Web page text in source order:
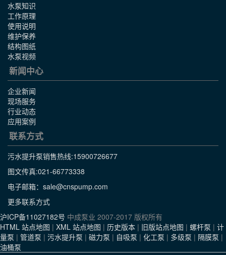
水泵知识
工作原理
使用说明
维护保养
结构图纸
水泵视频
新闻中心
企业新闻
现场服务
行业动态
应用案例
联系方式
污水提升泵销售热线:15900726677
图文传真:021-66773338
电子邮箱：sale@cnspump.com
更多联系方式
沪ICP备11027182号 中成泵业 2007-2017 版权所有
HTML 站点地图 | XML 站点地图 | 历史版本 | 旧版站点地图 | 螺杆泵 | 计
量泵 | 管道泵 | 污水提升泵 | 磁力泵 | 自吸泵 | 化工泵 | 多级泵 | 隔膜泵 |
油桶泵